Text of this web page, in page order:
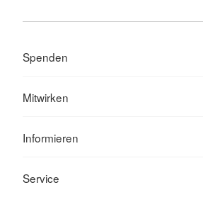
Spenden
Mitwirken
Informieren
Service